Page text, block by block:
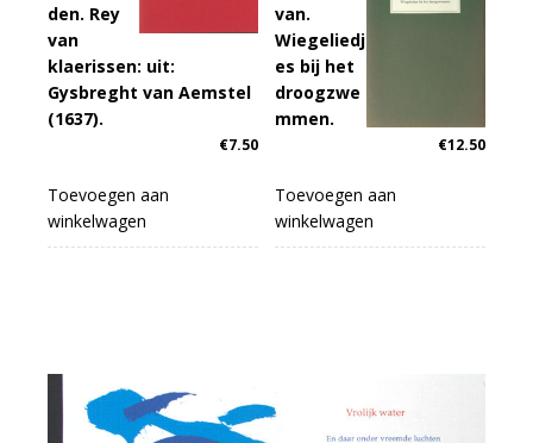
den. Rey
van
klaerissen: uit:
Gysbreght van Aemstel
(1637).
€7.50
Toevoegen aan
winkelwagen
van.
Wiegeliedj
es bij het
droogzwe
mmen.
€12.50
Toevoegen aan
winkelwagen